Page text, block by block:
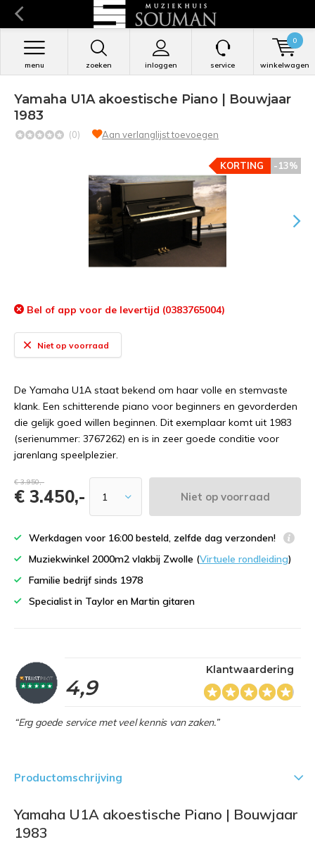
zoeken inloggen
menu service winkelwagen
0
Yamaha U1A akoestische Piano | Bouwjaar
1983
(0) Aan verlanglijst toevoegen
-13%
KORTING
Bel of app voor de levertijd (0383765004)
Niet op voorraad
De Yamaha U1A staat bekend om haar volle en stemvaste
klank. Een schitterende piano voor beginners en gevorderden
die gelijk goed willen beginnen. Dit exemplaar komt uit 1983
(serienummer: 3767262) en is in zeer goede conditie voor
jarenlang speelplezier.
€ 3.950,-
€ 3.450,- Niet op voorraad
Werkdagen voor 16:00 besteld, zelfde dag verzonden!
Muziekwinkel 2000m2 vlakbij Zwolle (Virtuele rondleiding)
Familie bedrijf sinds 1978
Specialist in Taylor en Martin gitaren
4,9
Klantwaardering
“Erg goede service met veel kennis van zaken.”
Productomschrijving
Yamaha U1A akoestische Piano | Bouwjaar
1983